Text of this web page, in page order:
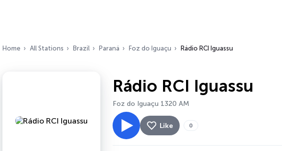
Home All Stations Brazil Paraná Foz do Iguaçu Rádio RCI Iguassu
Rádio RCI Iguassu
Foz do Iguaçu 1320 AM
Like 0